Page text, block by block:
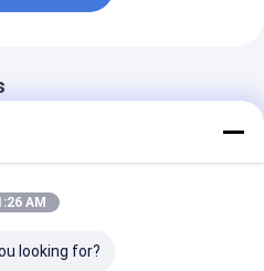
AM
looking for?